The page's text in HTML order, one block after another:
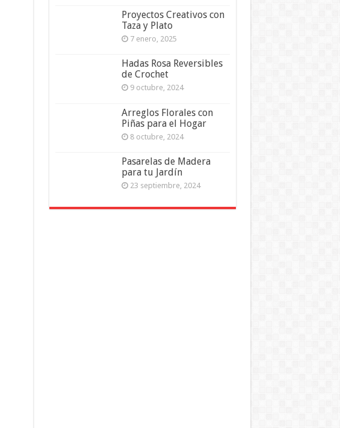
Proyectos Creativos con
Taza y Plato
7 enero, 2025
Hadas Rosa Reversibles
de Crochet
9 octubre, 2024
Arreglos Florales con
Piñas para el Hogar
8 octubre, 2024
Pasarelas de Madera
para tu Jardín
23 septiembre, 2024